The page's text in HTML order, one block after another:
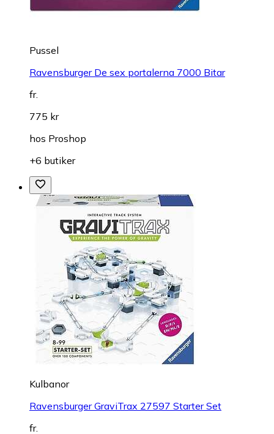
Pussel
Ravensburger De sex portalerna 7000 Bitar
fr.
775 kr
hos Proshop
+6 butiker
Kulbanor
Ravensburger GraviTrax 27597 Starter Set
fr.